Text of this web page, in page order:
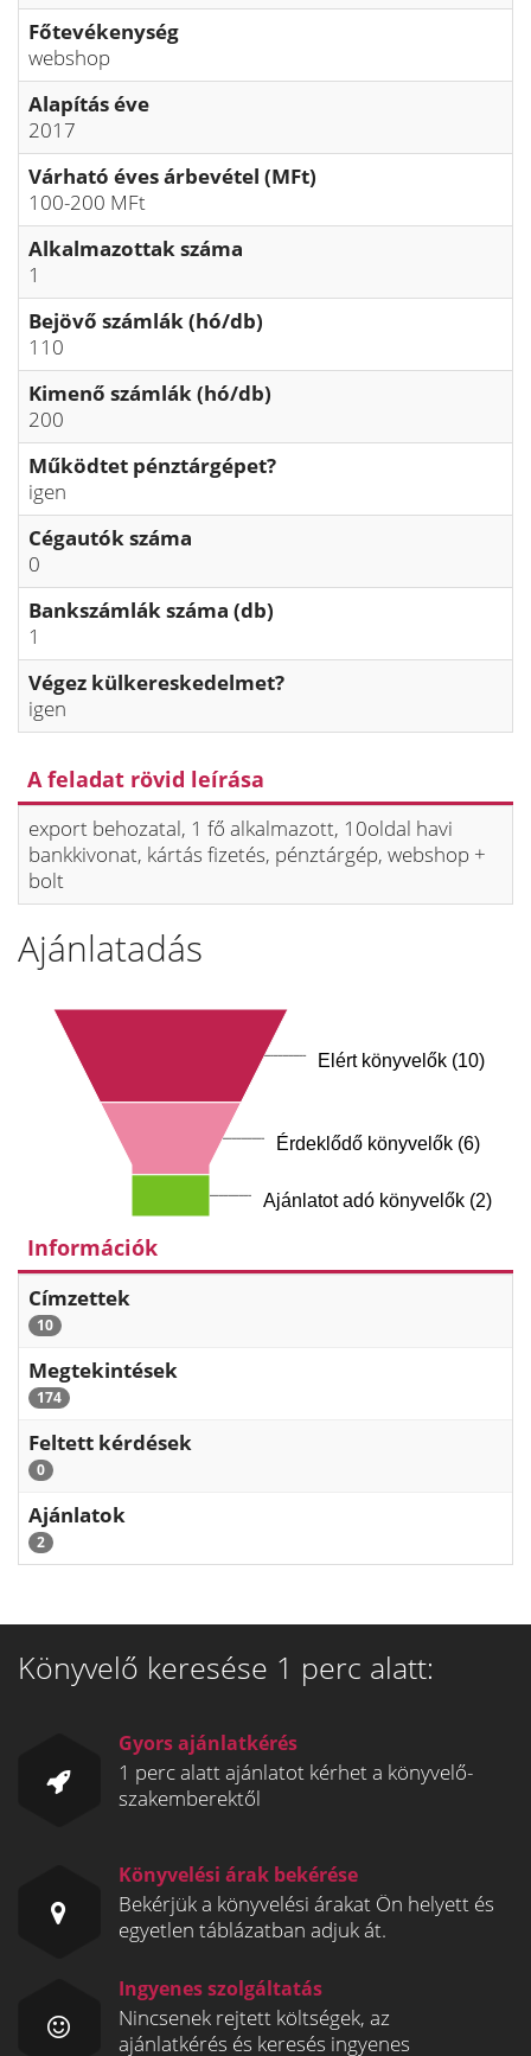
Főtevékenység
webshop
Alapítás éve
2017
Várható éves árbevétel (MFt)
100-200 MFt
Alkalmazottak száma
1
Bejövő számlák (hó/db)
110
Kimenő számlák (hó/db)
200
Működtet pénztárgépet?
igen
Cégautók száma
0
Bankszámlák száma (db)
1
Végez külkereskedelmet?
igen
A feladat rövid leírása
export behozatal, 1 fő alkalmazott, 10oldal havi
bankkivonat, kártás fizetés, pénztárgép, webshop +
bolt
Ajánlatadás
Elért könyvelők (10)
Érdeklődő könyvelők (6)
Ajánlatot adó könyvelők (2)
Információk
Címzettek
10
Megtekintések
174
Feltett kérdések
0
Ajánlatok
2
Könyvelő keresése 1 perc alatt:
Gyors ajánlatkérés
1 perc alatt ajánlatot kérhet a könyvelő-
szakemberektől
Könyvelési árak bekérése
Bekérjük a könyvelési árakat Ön helyett és
egyetlen táblázatban adjuk át.
Ingyenes szolgáltatás
Nincsenek rejtett költségek, az
ajánlatkérés és keresés ingyenes